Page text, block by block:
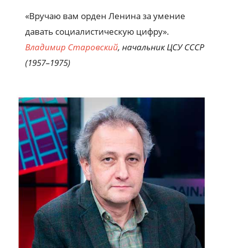
«Вручаю вам орден Ленина за умение
давать социалистическую цифру».
Владимир Старовский, начальник ЦСУ СССР
(1957–1975)